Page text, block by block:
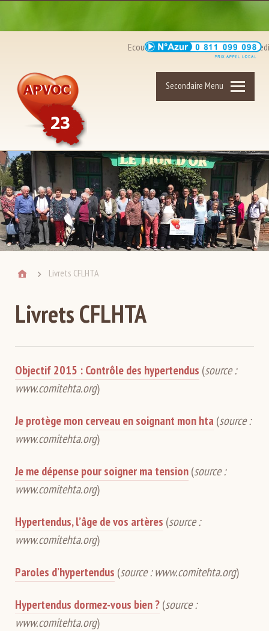
Ecoute Santé Coeur : du lundi au vendredi
Secondaire Menu
Livrets CFLHTA
Livrets CFLHTA
Objectif 2015 : Contrôle des hypertendus (source :
www.comitehta.org)
Je protège mon cerveau en soignant mon hta (source :
www.comitehta.org)
Je me dépense pour soigner ma tension(source :
www.comitehta.org)
Hypertendus, l’âge de vos artères (source :
www.comitehta.org)
Paroles d’hypertendus (source : www.comitehta.org)
Hypertendus dormez-vous bien ?(source :
www.comitehta.org)